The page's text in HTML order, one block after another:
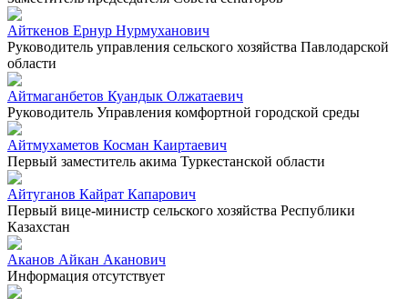
Айткенов Ернур Нурмуханович
Руководитель управления сельского хозяйства Павлодарской
области
Айтмаганбетов Куандык Олжатаевич
Руководитель Управления комфортной городской среды
Айтмухаметов Косман Каиртаевич
Первый заместитель акима Туркестанской области
Айтуганов Кайрат Капарович
Первый вице-министр сельского хозяйства Республики
Казахстан
Аканов Айкан Аканович
Информация отсутствует